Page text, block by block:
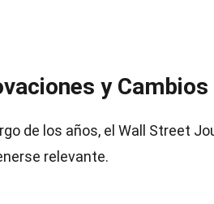
y Cambios
de los años, el Wall Street
relevante.